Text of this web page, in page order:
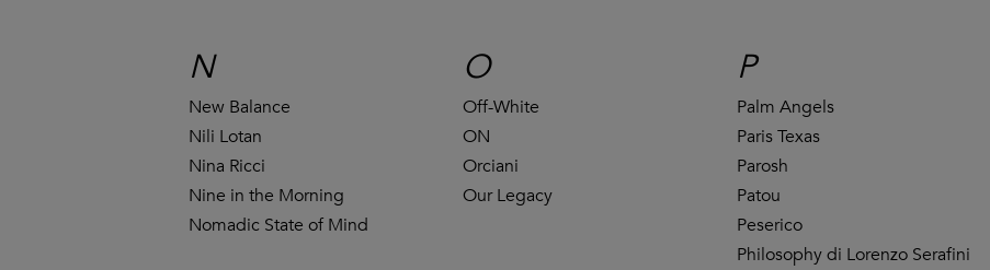
N
New Balance
Nili Lotan
Nina Ricci
Nine in the Morning
Nomadic State of Mind
O
Off-White
ON
Orciani
Our Legacy
P
Palm Angels
Paris Texas
Parosh
Patou
Peserico
Philosophy di Lorenzo Serafini